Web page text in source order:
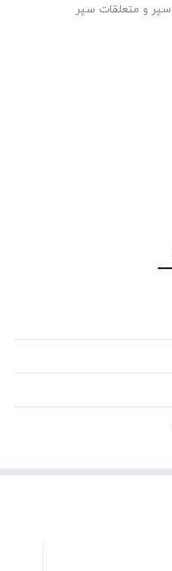
سپر و متعلقات سپر